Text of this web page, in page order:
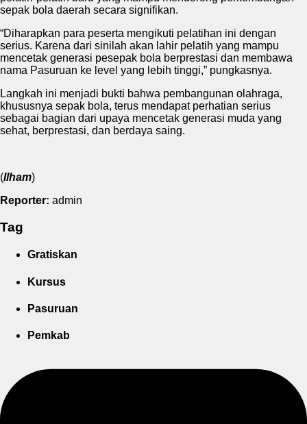
sepak bola daerah secara signifikan.
“Diharapkan para peserta mengikuti pelatihan ini dengan
serius. Karena dari sinilah akan lahir pelatih yang mampu
mencetak generasi pesepak bola berprestasi dan membawa
nama Pasuruan ke level yang lebih tinggi,” pungkasnya.
Langkah ini menjadi bukti bahwa pembangunan olahraga,
khususnya sepak bola, terus mendapat perhatian serius
sebagai bagian dari upaya mencetak generasi muda yang
sehat, berprestasi, dan berdaya saing.
(Ilham)
Reporter: admin
Tag
Gratiskan
Kursus
Pasuruan
Pemkab